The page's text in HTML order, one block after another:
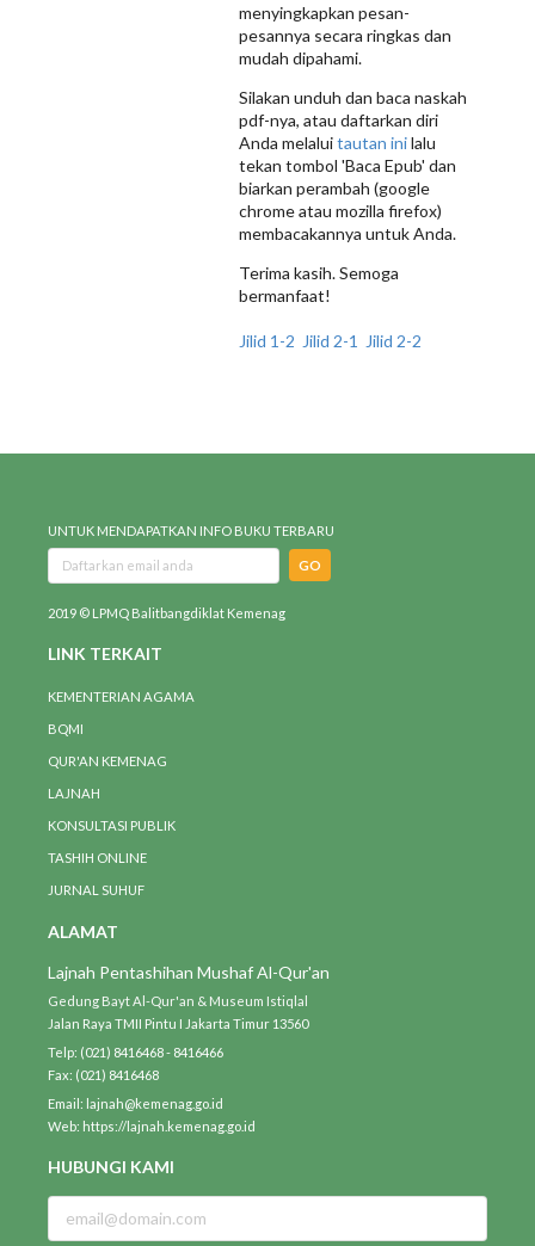
menyingkapkan pesan-
pesannya secara ringkas dan
mudah dipahami.
Silakan unduh dan baca naskah
pdf-nya, atau daftarkan diri
Anda melaluitautan inilalu
tekan tombol 'Baca Epub' dan
biarkan perambah (google
chrome atau mozilla firefox)
membacakannya untuk Anda.
Terima kasih. Semoga
bermanfaat!
Jilid 1-2 Jilid 2-1 Jilid 2-2
UNTUK MENDAPATKAN INFO BUKU TERBARU
GO
2019 © LPMQ Balitbangdiklat Kemenag
LINK TERKAIT
KEMENTERIAN AGAMA
BQMI
QUR'AN KEMENAG
LAJNAH
KONSULTASI PUBLIK
TASHIH ONLINE
JURNAL SUHUF
ALAMAT
Lajnah Pentashihan Mushaf Al-Qur'an
Gedung Bayt Al-Qur'an & Museum Istiqlal
Jalan Raya TMII Pintu I Jakarta Timur 13560
Telp: (021) 8416468 - 8416466
Fax: (021) 8416468
Email: lajnah@kemenag.go.id
Web: https://lajnah.kemenag.go.id
HUBUNGI KAMI